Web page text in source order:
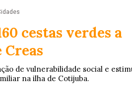
cestas verdes a
Creas
de vulnerabilidade social e
na ilha de Cotijuba.